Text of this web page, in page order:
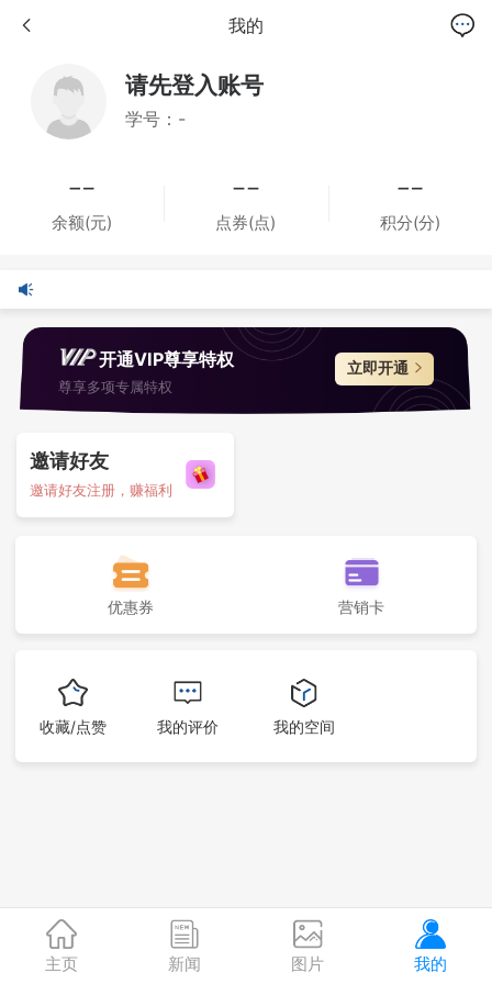
我的
请先登入账号
学号：-
余额(元) 点券(点) 积分(分)
开通VIP尊享特权
尊享多项专属特权
立即开通
邀请好友
邀请好友注册，赚福利
优惠券 营销卡
收藏/点赞 我的评价 我的空间
主页 新闻 图片 我的